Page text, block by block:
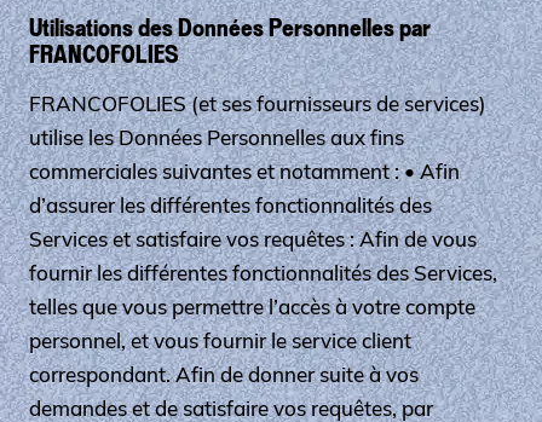
Utilisations des Données Personnelles par
FRANCOFOLIES
FRANCOFOLIES (et ses fournisseurs de services)
utilise les Données Personnelles aux fins
commerciales suivantes et notamment : • Afin
d’assurer les différentes fonctionnalités des
Services et satisfaire vos requêtes : Afin de vous
fournir les différentes fonctionnalités des Services,
telles que vous permettre l’accès à votre compte
personnel, et vous fournir le service client
correspondant. Afin de donner suite à vos
demandes et de satisfaire vos requêtes, par